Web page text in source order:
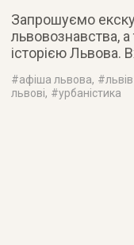
Запрошуємо
львовознавства, а
історією Львова.
#афіша львова, #
львові, #урбаністика